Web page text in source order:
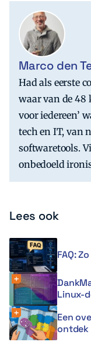
Marco den
Had als eerste
waar van de 48
voor iedereen’
tech en IT, van
softwaretools.
onbedoeld
Lees ook
FAQ:
Linux-
Een
ontdek